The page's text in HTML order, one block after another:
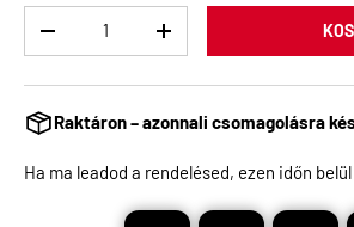
Raktáron – azonnali csomagolásra
Ha ma leadod a rendelésed, ezen időn